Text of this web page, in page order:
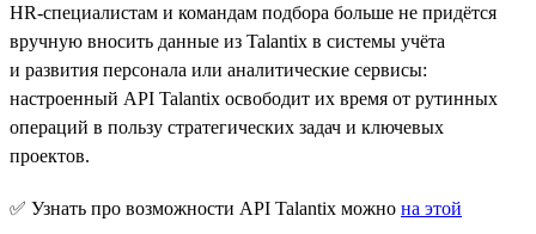
HR-специалистам и командам подбора больше не придётся
вручную вносить данные из Talantix в системы учёта
и развития персонала или аналитические сервисы:
настроенный API Talantix освободит их время от рутинных
операций в пользу стратегических задач и ключевых
проектов.
✅ Узнать про возможности API Talantix можно на этой